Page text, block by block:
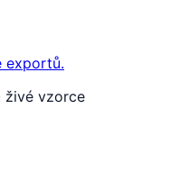
exportů.
živé vzorce